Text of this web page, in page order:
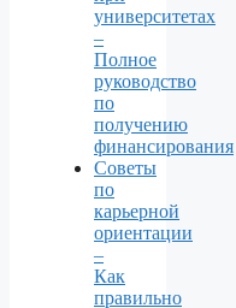
университетах
–
Полное
руководство
по
получению
финансирования
Советы
по
карьерной
ориентации
–
Как
правильно